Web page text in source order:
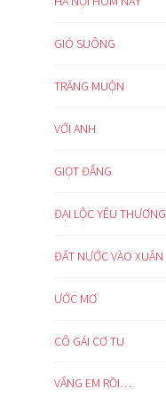
GIÓ SUÔNG
TRĂNG MUỘN
VỚI ANH
GIỌT ĐẮNG
ĐẠI LỘC YÊU THƯƠNG
ĐẤT NƯỚC VÀO XUÂN
ƯỚC MƠ
CÔ GÁI CƠ TU
VẮNG EM RỒI…